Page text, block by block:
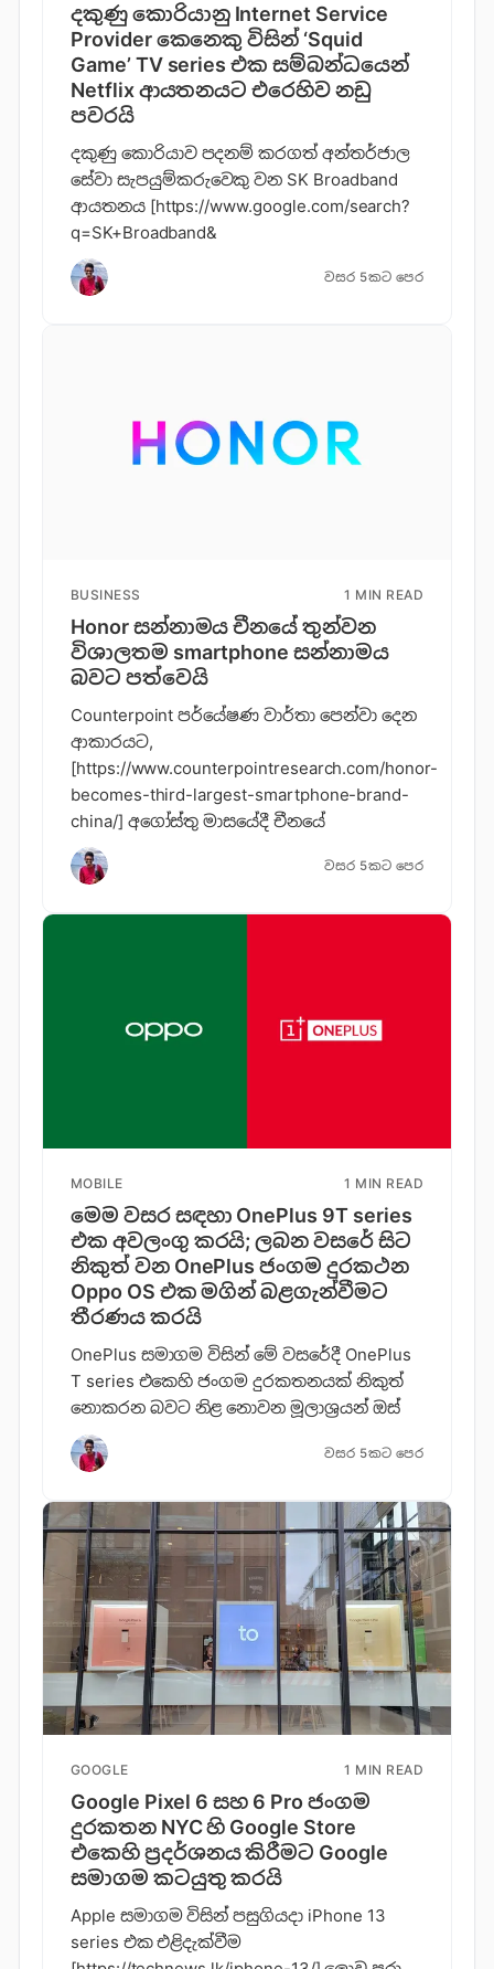
දකුණු කොරියානු Internet Service
Provider කෙනෙකු විසින් ‘Squid
Game’ TV series එක සම්බන්ධයෙන්
Netflix ආයතනයට එරෙහිව නඩු
පවරයි
දකුණු කොරියාව පදනම් කරගත් අන්තර්ජාල
සේවා සැපයුම්කරුවෙකු වන SK Broadband
ආයතනය [https://www.google.com/search?
q=SK+Broadband&
වසර 5කට පෙර
BUSINESS 1 MIN READ
Honor සන්නාමය චීනයේ තුන්වන
විශාලතම smartphone සන්නාමය
බවට පත්වෙයි
Counterpoint පර්යේෂණ වාර්තා පෙන්වා දෙන
ආකාරයට,
[https://www.counterpointresearch.com/honor-
becomes-third-largest-smartphone-brand-
china/] අගෝස්තු මාසයේදී චීනයේ
වසර 5කට පෙර
MOBILE 1 MIN READ
මෙම වසර සඳහා OnePlus 9T series
එක අවලංගු කරයි; ලබන වසරේ සිට
නිකුත් වන OnePlus ජංගම දුරකථන
Oppo OS එක මගින් බළගැන්වීමට
තීරණය කරයි
OnePlus සමාගම විසින් මේ වසරේදී OnePlus
T series එකෙහි ජංගම දුරකතනයක් නිකුත්
නොකරන බවට නිළ නොවන මූලාශ්‍රයන් ඔස්
වසර 5කට පෙර
GOOGLE 1 MIN READ
Google Pixel 6 සහ 6 Pro ජංගම
දුරකතන NYC හි Google Store
එකෙහි ප්‍රදර්ශනය කිරීමට Google
සමාගම කටයුතු කරයි
Apple සමාගම විසින් පසුගියදා iPhone 13
series එක එළිදැක්වීම